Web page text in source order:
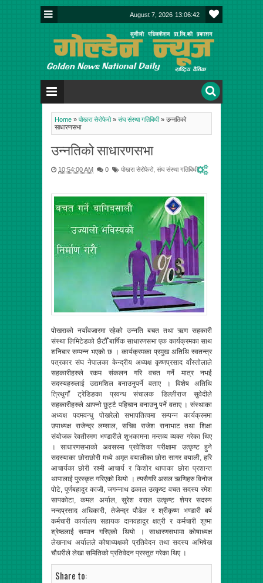
August 7, 2026 13:06:43
Home » पोखरा सेरोफेरो » संघ संस्था गतिबिधी » उन्नतिको
साधारणसभा
उन्नतिको साधारणसभा
10:54:00 AM 0 पोखरा सेरोफेरो, संघ संस्था गतिबिधी
पोखराको नयाँवजारमा रहेको उन्नति बचत तथा ऋण सहकारी
संस्था लिमिटेडको छैटौँ बार्षिक साधारणसभा एक कार्यक्रमका साथ
शनिबार सम्पन्न भएको छ । कार्यक्रमका प्रमुख अतिथि स्वतन्त्र
पत्रकार संघ नेपालका केन्द्रीय अध्यक्ष कृष्णप्रसाद वाँस्तोलाले
सहकारीहरुले रकम संकलन गरि वचत गर्ने मात्र नभई
सदस्यहरुलाई उद्यमशिल बनाउनुपर्ने वताए । विशेष अतिथि
त्रिथुगाँ ट्रेडिङका प्रवन्ध संचालक डिल्लीराज सुवेदीले
सहकारीहरुले आफ्नो छुट्टै पहिचान वनाउनु पर्ने वताए । संस्थाका
अध्यक्ष पदमवन्धु पोखरेलो सभापतित्वमा सम्पन्न कार्यक्रममा
उपाध्यक्ष राजेन्द्र लम्साल, सचिव राजेश रानाभाट तथा शिक्षा
संयोजक रेवतीरमण भण्डारीले शुभकामना मन्तव्य व्यक्त गरेका थिए
। साधारणसभाको अवसरमा प्रवेशिका परीक्षामा उत्कृष्ट हुने
सदस्याका छोराछोरी मध्ये अमृत वयालीका छोरा सागर वयाली, हरि
आचार्यका छोरी रश्मी आचार्य र किशोर थापाका छोरा प्रशान्त
थापालाई पुरस्कृत गरिएको थियो । त्यसैगरि असल ऋणिहरु विनोज
पोटे, पूर्णबहादुर काजी, जगन्नाथ ढकाल उत्कृष्ट वचत सदस्य रमेश
सापकोटा, कमल अर्याल, सुरेश वराल उत्कृष्ट शेयर सदस्य
नन्दप्रसाद अधिकारी, तेजेन्द्र पौडेल र श्रीकृष्ण भण्डारी बर्ष
कर्मचारी कार्यालय सहायक दानवहादुर क्षत्री र कर्मचारी शुष्मा
श्रेष्ठलाई सम्मान गरिएको थियो । साधारणसभामा कोषाध्यक्ष
लेखनाथ अर्यालले कोषाध्यक्षको प्रतिवेदन तथा सदस्य अभिषेख
चौधरीले लेखा समितिको प्रतिवेदन प्रस्तुत गरेका थिए ।
Share to: